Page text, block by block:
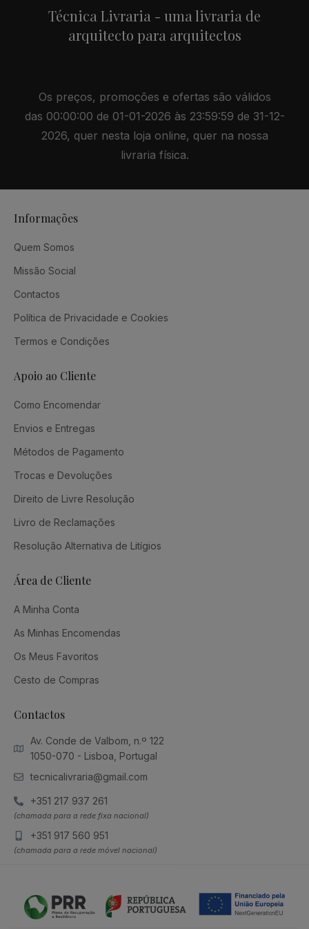
Técnica Livraria - uma livraria de
arquitecto para arquitectos
Os preços, promoções e ofertas são válidos
das 00:00:00 de 01-01-2026 às 23:59:59 de 31-12-
2026, quer nesta loja online, quer na nossa
livraria física.
Informações
Quem Somos
Missão Social
Contactos
Política de Privacidade e Cookies
Termos e Condições
Apoio ao Cliente
Como Encomendar
Envios e Entregas
Métodos de Pagamento
Trocas e Devoluções
Direito de Livre Resolução
Livro de Reclamações
Resolução Alternativa de Litígios
Área de Cliente
A Minha Conta
As Minhas Encomendas
Os Meus Favoritos
Cesto de Compras
Contactos
Av. Conde de Valbom, n.º 122
1050-070 - Lisboa, Portugal
tecnicalivraria@gmail.com
+351 217 937 261
(chamada para a rede fixa nacional)
+351 917 560 951
(chamada para a rede móvel nacional)